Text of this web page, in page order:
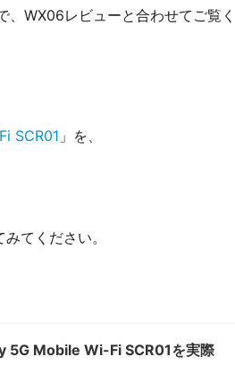
WX06レビューと合わせてご覧く
SCR01 」を、
てください。
5G Mobile Wi-Fi SCR01を実際